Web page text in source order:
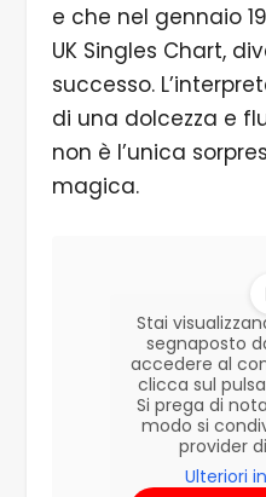
e che nel gennaio
UK Singles Chart,
successo.
di una dolcezza e
non è l’unica
magica.
Stai
segnaposto
accedere al
clicca sul
Si prega di
modo si
provider
Ulteriori